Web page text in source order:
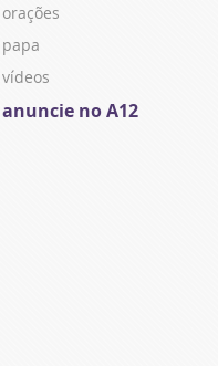
orações
papa
vídeos
anuncie no A12